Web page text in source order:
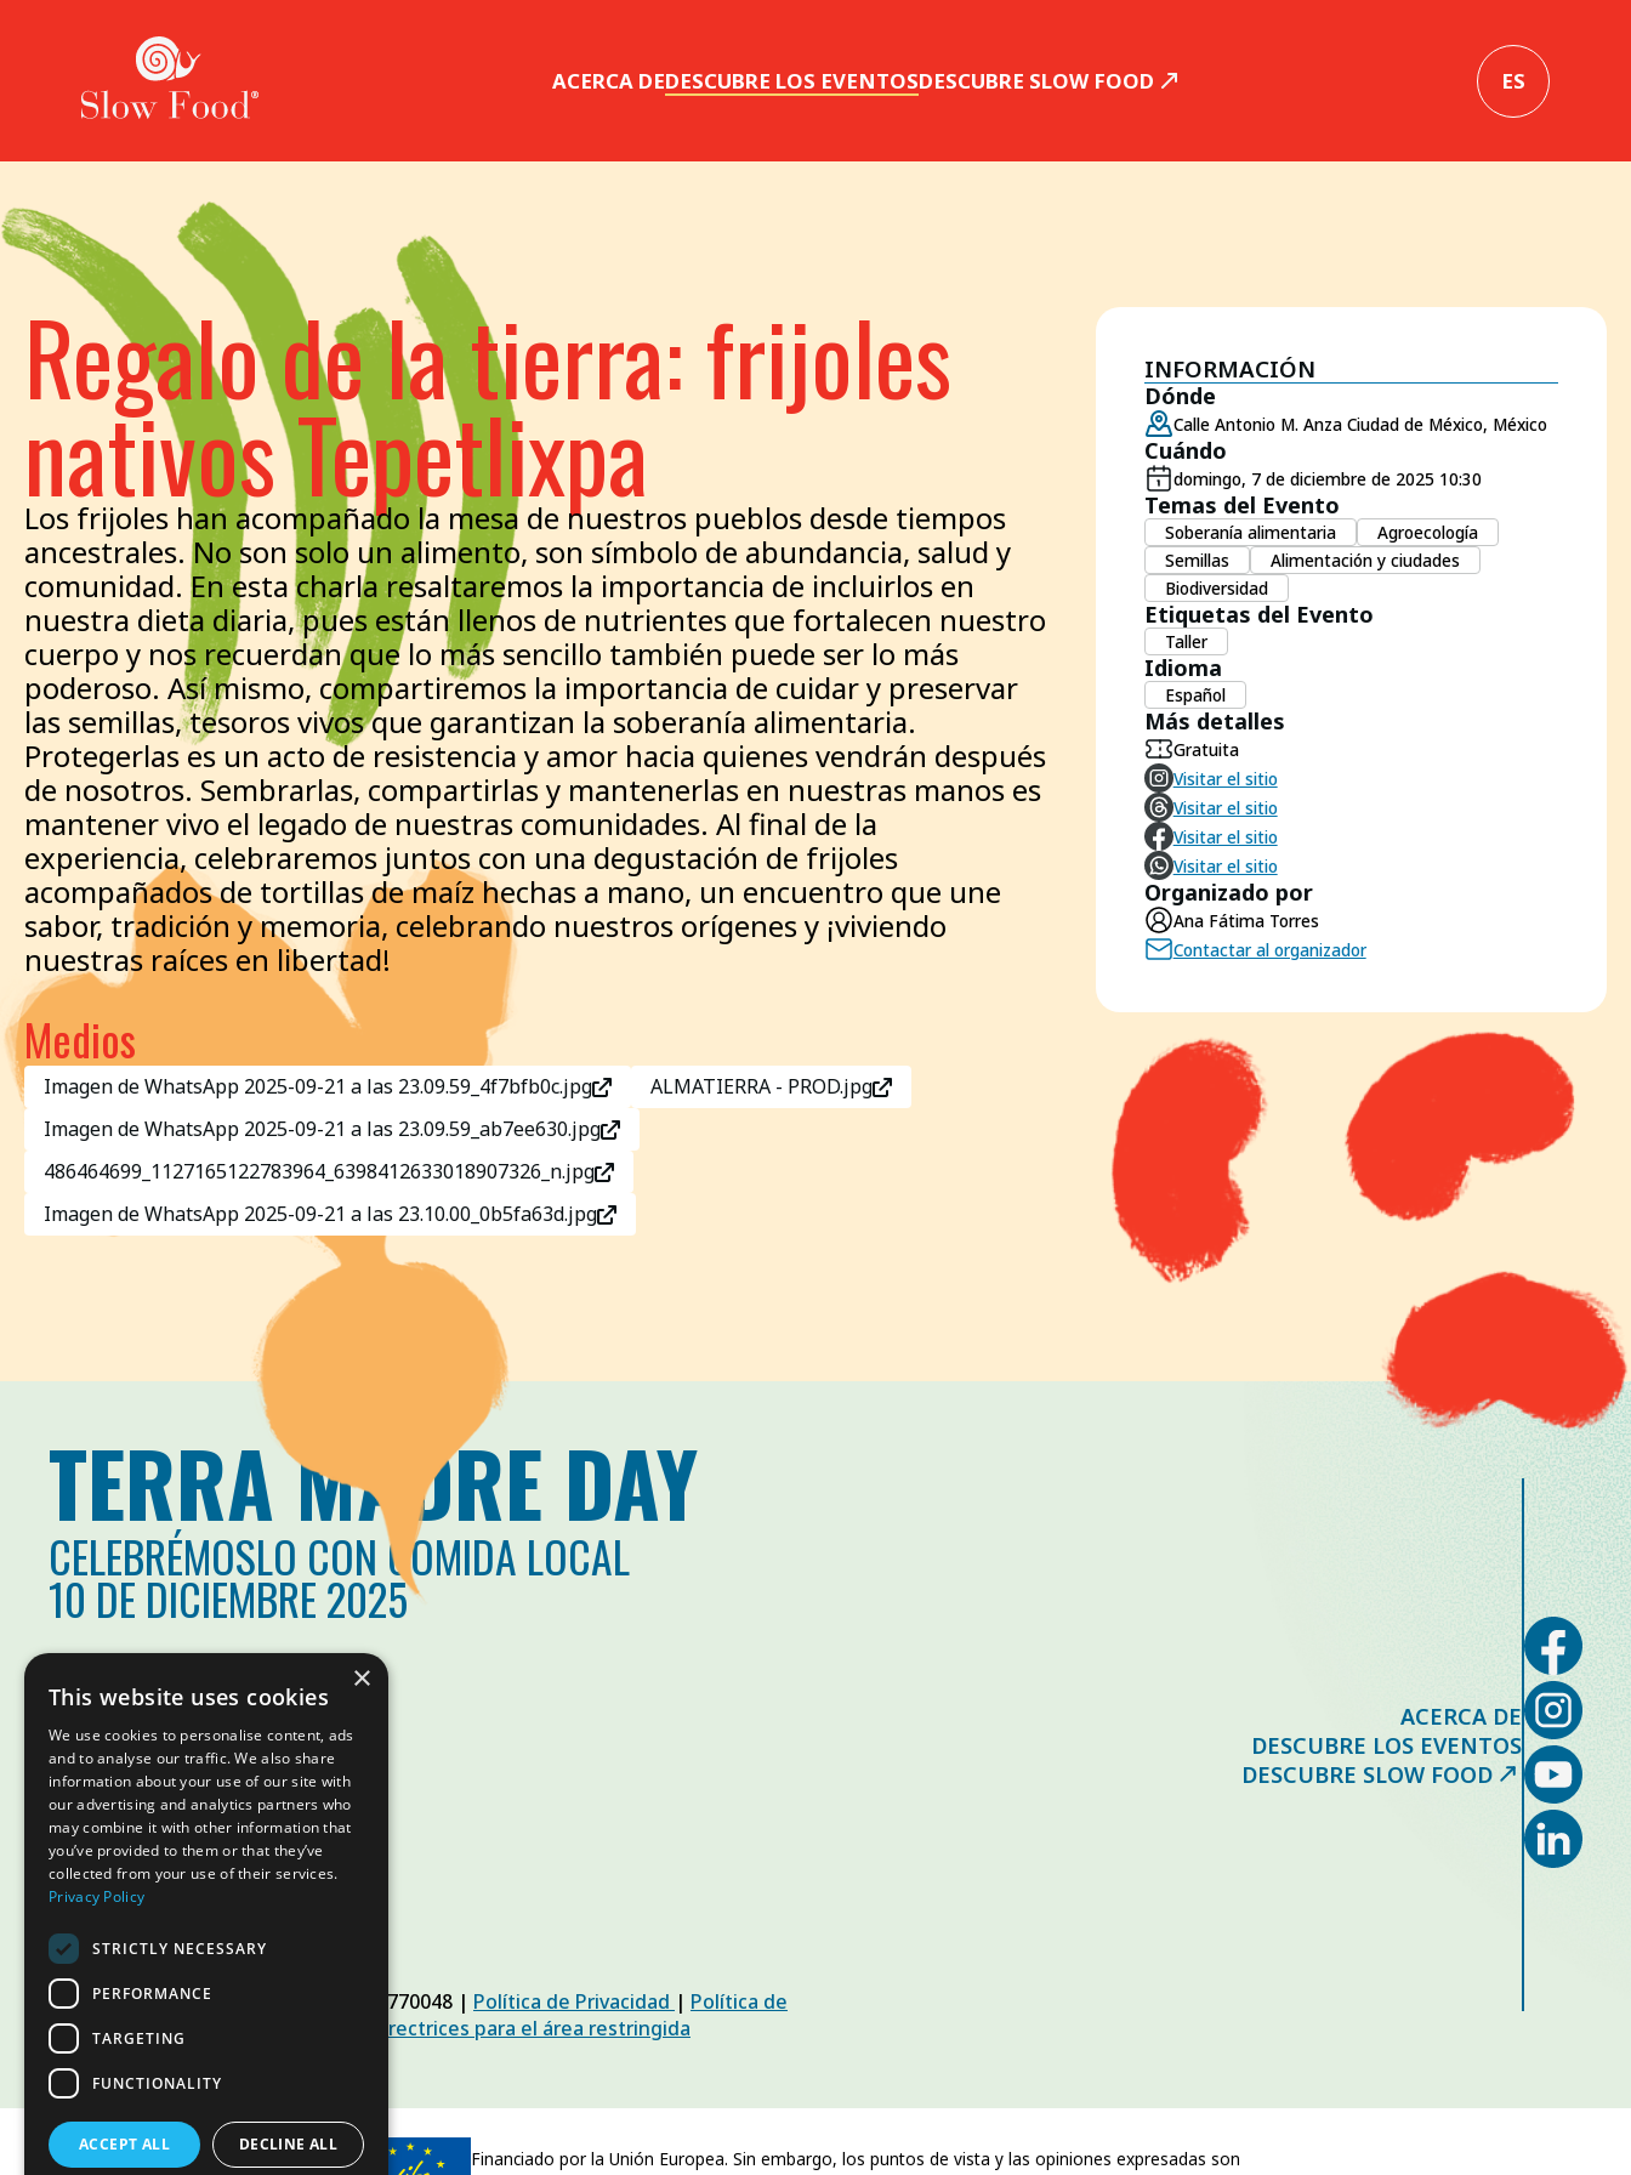
ACERCA DEDESCUBRE LOS EVENTOSDESCUBRE SLOW FOOD ES
Regalo de la tierra: frijoles
nativos Tepetlixpa
Los frijoles han acompañado la mesa de nuestros pueblos desde tiempos
ancestrales. No son solo un alimento, son símbolo de abundancia, salud y
comunidad. En esta charla resaltaremos la importancia de incluirlos en
nuestra dieta diaria, pues están llenos de nutrientes que fortalecen nuestro
cuerpo y nos recuerdan que lo más sencillo también puede ser lo más
poderoso. Así mismo, compartiremos la importancia de cuidar y preservar
las semillas, tesoros vivos que garantizan la soberanía alimentaria.
Protegerlas es un acto de resistencia y amor hacia quienes vendrán después
de nosotros. Sembrarlas, compartirlas y mantenerlas en nuestras manos es
mantener vivo el legado de nuestras comunidades. Al final de la
experiencia, celebraremos juntos con una degustación de frijoles
acompañados de tortillas de maíz hechas a mano, un encuentro que une
sabor, tradición y memoria, celebrando nuestros orígenes y ¡viviendo
nuestras raíces en libertad!
Medios
Imagen de WhatsApp 2025-09-21 a las 23.09.59_4f7bfb0c.jpg
ALMATIERRA - PROD.jpg
Imagen de WhatsApp 2025-09-21 a las 23.09.59_ab7ee630.jpg
486464699_1127165122783964_6398412633018907326_n.jpg
Imagen de WhatsApp 2025-09-21 a las 23.10.00_0b5fa63d.jpg
INFORMACIÓN
Dónde
Calle Antonio M. Anza Ciudad de México, México
Cuándo
domingo, 7 de diciembre de 2025 10:30
Temas del Evento
Soberanía alimentaria
Agroecología
Semillas
Alimentación y ciudades
Biodiversidad
Etiquetas del Evento
Taller
Idioma
Español
Más detalles
Gratuita
Visitar el sitio
Visitar el sitio
Visitar el sitio
Visitar el sitio
Organizado por
Ana Fátima Torres
Contactar al organizador
TERRA MADRE DAY
CELEBRÉMOSLO CON COMIDA LOCAL
10 DE DICIEMBRE 2025
ACERCA DE
DESCUBRE LOS EVENTOS
DESCUBRE SLOW FOOD
© Slow Food Foundation | C.F. 91019770048 | Política de Privacidad | Política de
Cookies|Slow Food Foundation Directrices para el área restringida
Financiado por la Unión Europea. Sin embargo, los puntos de vista y las opiniones expresadas son
×
This website uses cookies
We use cookies to personalise content, ads
and to analyse our traffic. We also share
information about your use of our site with
our advertising and analytics partners who
may combine it with other information that
you’ve provided to them or that they’ve
collected from your use of their services.
Privacy Policy
STRICTLY NECESSARY
PERFORMANCE
TARGETING
FUNCTIONALITY
ACCEPT ALL DECLINE ALL